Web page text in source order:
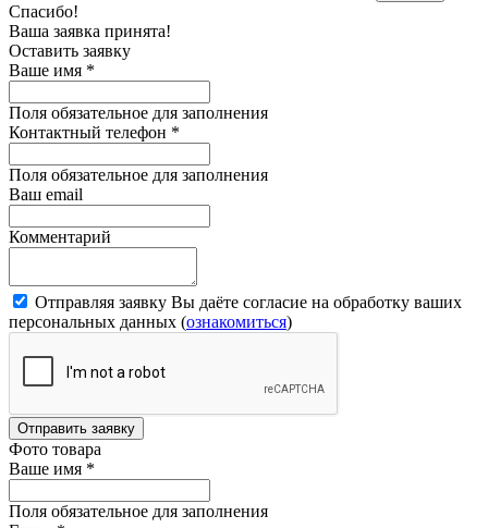
Спасибо!
Ваша заявка принята!
Оставить заявку
Ваше имя *
Поля обязательное для заполнения
Контактный телефон *
Поля обязательное для заполнения
Ваш email
Комментарий
Отправляя заявку Вы даёте согласие на обработку ваших
персональных данных (ознакомиться)
Отправить заявку
Фото товара
Ваше имя *
Поля обязательное для заполнения